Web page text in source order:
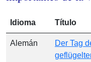
Idioma Título
Alemán
Der Tag